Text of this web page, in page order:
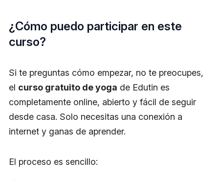
¿Cómo puedo participar en este
curso?
Si te preguntas cómo empezar, no te preocupes,
el curso gratuito de yoga de Edutin es
completamente online, abierto y fácil de seguir
desde casa. Solo necesitas una conexión a
internet y ganas de aprender.
El proceso es sencillo: